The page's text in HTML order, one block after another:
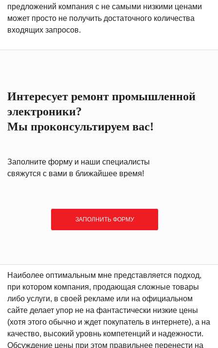
предложений компания с не самыми низкими ценами
может просто не получить достаточного количества
входящих запросов.
Интересует ремонт промышленной
электроники?
Мы проконсультируем вас!
Заполните форму и наши специалисты
свяжутся с вами в ближайшее время!
ЗАПОЛНИТЬ ФОРМУ
Наиболее оптимальным мне представляется подход,
при котором компания, продающая сложные товары
либо услуги, в своей рекламе или на официальном
сайте делает упор не на фантастически низкие цены
(хотя этого обычно и ждет покупатель в интернете), а на
качество, высокий уровнь компетенций и надежности.
Обсуждение цены при этом правильнее перенести на